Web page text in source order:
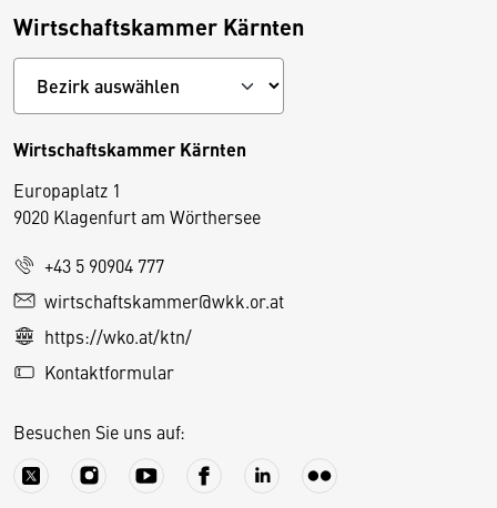
Wirtschaftskammer Kärnten
Wirtschaftskammer Kärnten
Europaplatz 1
9020 Klagenfurt am Wörthersee
+43 5 90904 777
wirtschaftskammer@wkk.or.at
https://wko.at/ktn/
Kontaktformular
Besuchen Sie uns auf:
D
e
s
S
e